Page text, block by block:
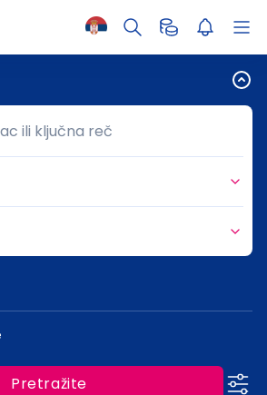
ili ključna reč
ili ključna reč
Pretražite